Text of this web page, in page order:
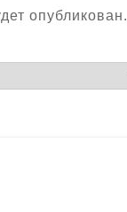
опубликован.